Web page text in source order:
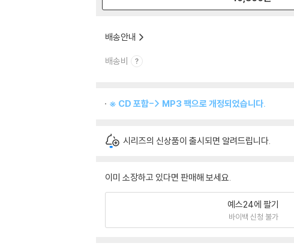
배송안내
배송비
※ CD 포함-> MP3 팩으로 개정되었습니다.
시리즈의 신상품이 출시되면 알려드립니다.
이미 소장하고 있다면 판매해 보세요.
예스24에 팔기
바이백 신청 불가